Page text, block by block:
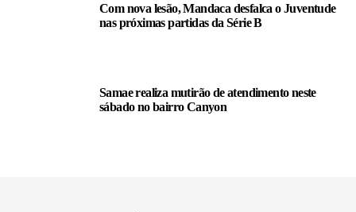
Com nova lesão, Mandaca desfalca o Juventude
nas próximas partidas da Série B
Samae realiza mutirão de atendimento neste
sábado no bairro Canyon